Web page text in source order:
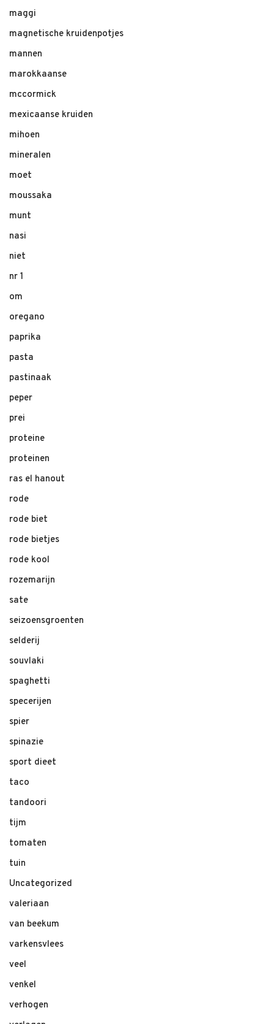
maggi
magnetische kruidenpotjes
mannen
marokkaanse
mccormick
mexicaanse kruiden
mihoen
mineralen
moet
moussaka
munt
nasi
niet
nr 1
om
oregano
paprika
pasta
pastinaak
peper
prei
proteine
proteinen
ras el hanout
rode
rode biet
rode bietjes
rode kool
rozemarijn
sate
seizoensgroenten
selderij
souvlaki
spaghetti
specerijen
spier
spinazie
sport dieet
taco
tandoori
tijm
tomaten
tuin
Uncategorized
valeriaan
van beekum
varkensvlees
veel
venkel
verhogen